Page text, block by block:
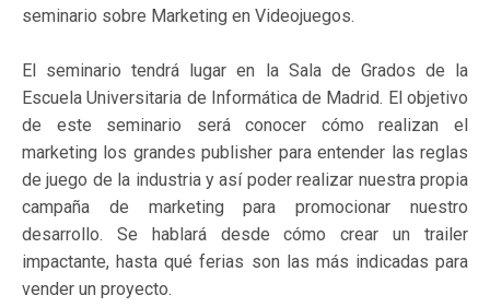
seminario sobre Marketing en Videojuegos.
El seminario tendrá lugar en la Sala de Grados de la
Escuela Universitaria de Informática de Madrid. El objetivo
de este seminario será conocer cómo realizan el
marketing los grandes publisher para entender las reglas
de juego de la industria y así poder realizar nuestra propia
campaña de marketing para promocionar nuestro
desarrollo. Se hablará desde cómo crear un trailer
impactante, hasta qué ferias son las más indicadas para
vender un proyecto.